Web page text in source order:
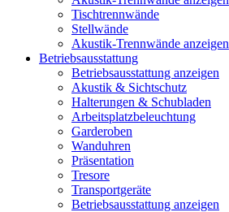
Tischtrennwände
Stellwände
Akustik-Trennwände anzeigen
Betriebsausstattung
Betriebsausstattung anzeigen
Akustik & Sichtschutz
Halterungen & Schubladen
Arbeitsplatzbeleuchtung
Garderoben
Wanduhren
Präsentation
Tresore
Transportgeräte
Betriebsausstattung anzeigen